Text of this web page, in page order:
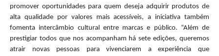
promover oportunidades para quem deseja adquirir produtos de
alta qualidade por valores mais acessíveis, a iniciativa também
fomenta intercâmbio cultural entre marcas e público. “Além de
prestigiar todos que nos acompanham há sete edições, queremos
atrair novas pessoas para vivenciarem a experiência que